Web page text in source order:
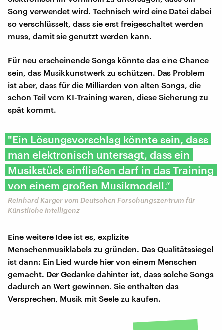
Song verwendet wird. Technisch wird eine Datei dabei
so verschlüsselt, dass sie erst freigeschaltet werden
muss, damit sie genutzt werden kann.
Für neu erscheinende Songs könnte das eine Chance
sein, das Musikkunstwerk zu schützen. Das Problem
ist aber, dass für die Milliarden von alten Songs, die
schon Teil vom KI-Training waren, diese Sicherung zu
spät kommt.
"Ein Lösungsvorschlag könnte sein, dass
man elektronisch untersagt, dass ein
Musikstück einfließen darf in das Training
von einem großen Musikmodell.“
Reinhard Karger vom Deutschen Forschungszentrum für
Künstliche Intelligenz
Eine weitere Idee ist es, explizite
Menschenmusiklabels zu gründen. Das Qualitätssiegel
ist dann: Ein Lied wurde hier von einem Menschen
gemacht. Der Gedanke dahinter ist, dass solche Songs
dadurch an Wert gewinnen. Sie enthalten das
Versprechen, Musik mit Seele zu kaufen.